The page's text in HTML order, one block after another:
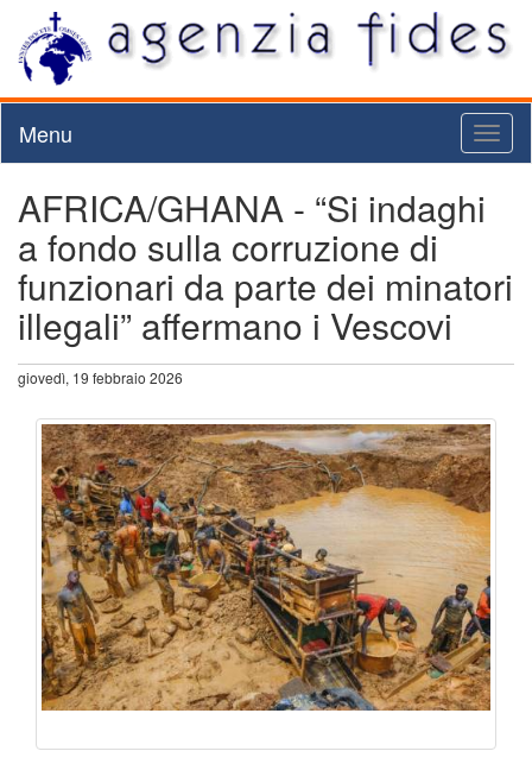
Menu
AFRICA/GHANA - “Si indaghi
a fondo sulla corruzione di
funzionari da parte dei minatori
illegali” affermano i Vescovi
giovedì, 19 febbraio 2026